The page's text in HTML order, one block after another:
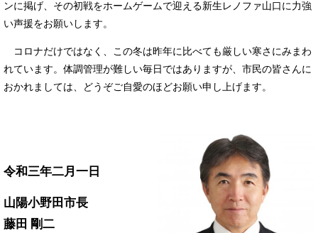
ンに掲げ、その初戦をホームゲームで迎える新生レノファ山口に力強
い声援をお願いします。
コロナだけではなく、この冬は昨年に比べても厳しい寒さにみまわ
れています。体調管理が難しい毎日ではありますが、市民の皆さんに
おかれましては、どうぞご自愛のほどお願い申し上げます。
令和三年二月一日
山陽小野田市長
藤田 剛二